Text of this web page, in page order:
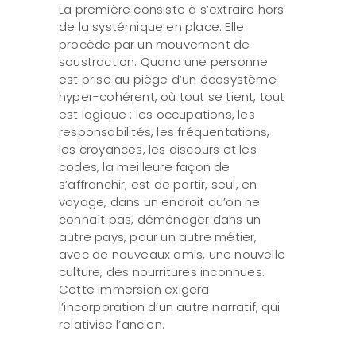
La première consiste à s’extraire hors
de la systémique en place. Elle
procède par un mouvement de
soustraction. Quand une personne
est prise au piège d’un écosystème
hyper-cohérent, où tout se tient, tout
est logique : les occupations, les
responsabilités, les fréquentations,
les croyances, les discours et les
codes, la meilleure façon de
s’affranchir, est de partir, seul, en
voyage, dans un endroit qu’on ne
connaît pas, déménager dans un
autre pays, pour un autre métier,
avec de nouveaux amis, une nouvelle
culture, des nourritures inconnues.
Cette immersion exigera
l’incorporation d’un autre narratif, qui
relativise l’ancien.